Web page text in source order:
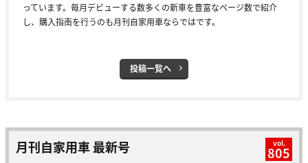
っています。毎月デビューする数多くの新車を豊富なページ数で紹介
し、購入指南を行うのも月刊自家用車ならではです。
投稿一覧へ
月刊自家用車 最新号 vol.
805